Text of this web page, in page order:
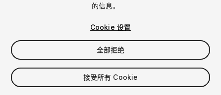
FREE
in the past week
的信息。
Cookie 设置
全部拒绝
接受所有 Cookie